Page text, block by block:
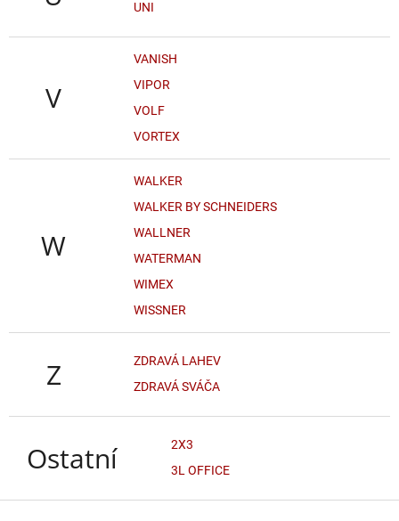
UNI
V
VANISH
VIPOR
VOLF
VORTEX
W
WALKER
WALKER BY SCHNEIDERS
WALLNER
WATERMAN
WIMEX
WISSNER
Z
ZDRAVÁ LAHEV
ZDRAVÁ SVÁČA
Ostatní
2X3
3L OFFICE
Z